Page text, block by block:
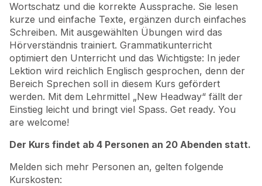
Wortschatz und die korrekte Aussprache. Sie lesen
kurze und einfache Texte, ergänzen durch einfaches
Schreiben. Mit ausgewählten Übungen wird das
Hörverständnis trainiert. Grammatikunterricht
optimiert den Unterricht und das Wichtigste: In jeder
Lektion wird reichlich Englisch gesprochen, denn der
Bereich Sprechen soll in diesem Kurs gefördert
werden. Mit dem Lehrmittel „New Headway“ fällt der
Einstieg leicht und bringt viel Spass. Get ready. You
are welcome!
Der Kurs findet ab 4 Personen an 20 Abenden statt.
Melden sich mehr Personen an, gelten folgende
Kurskosten: